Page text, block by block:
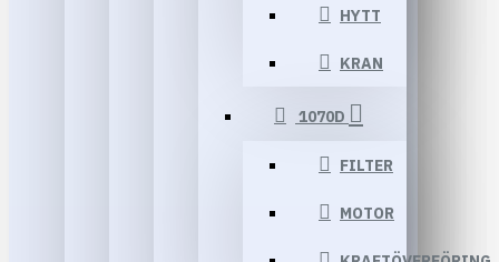
HYTT
KRAN
1070D
FILTER
MOTOR